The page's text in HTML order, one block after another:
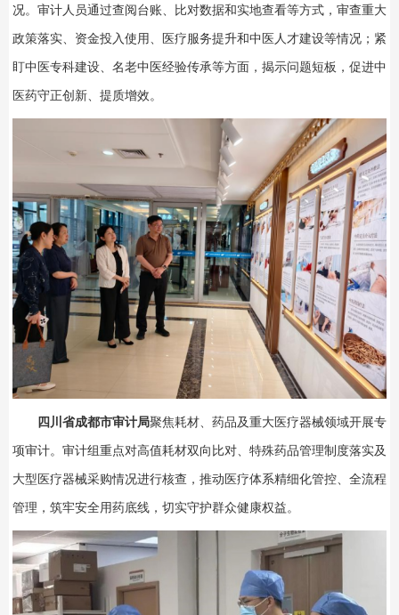
况。审计人员通过查阅台账、比对数据和实地查看等方式，审查重大
政策落实、资金投入使用、医疗服务提升和中医人才建设等情况；紧
盯中医专科建设、名老中医经验传承等方面，揭示问题短板，促进中
医药守正创新、提质增效。
四川省成都市审计局聚焦耗材、药品及重大医疗器械领域开展专
项审计。审计组重点对高值耗材双向比对、特殊药品管理制度落实及
大型医疗器械采购情况进行核查，推动医疗体系精细化管控、全流程
管理，筑牢安全用药底线，切实守护群众健康权益。